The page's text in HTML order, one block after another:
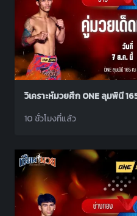
10 ชั่วโมงที่แล้ว